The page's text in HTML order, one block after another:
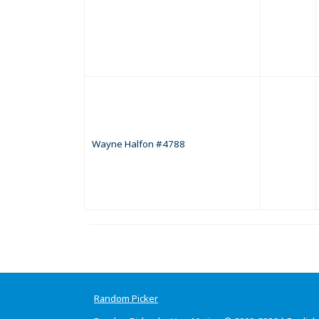
Wayne Halfon #4788
Random Picker